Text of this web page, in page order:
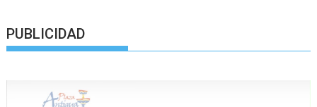
PUBLICIDAD